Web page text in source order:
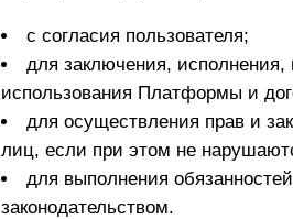
с согласия пользователя;
для заключения,
использования Платформы и
для осуществления прав и
лиц, если при этом не
для выполнения
законодательством.